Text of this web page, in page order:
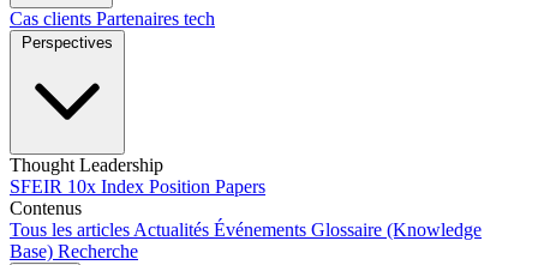
Cas clients Partenaires tech
Perspectives
Thought Leadership
SFEIR 10x Index Position Papers
Contenus
Tous les articles Actualités Événements Glossaire (Knowledge
Base) Recherche